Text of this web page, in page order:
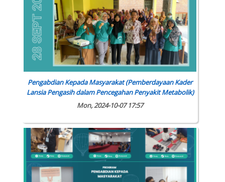
Pengabdian Kepada Masyarakat (Pemberdayaan Kader
Lansia Pengasih dalam Pencegahan Penyakit Metabolik)
Mon, 2024-10-07 17:57